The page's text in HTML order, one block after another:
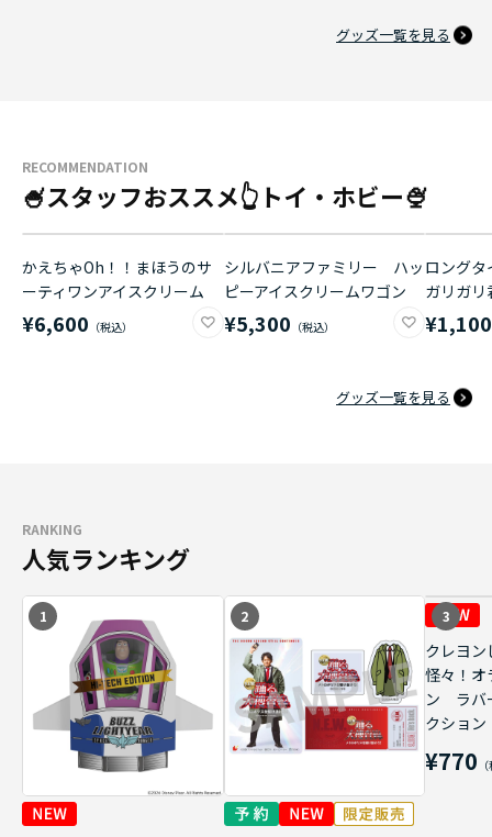
グッズ一覧を見る
RECOMMENDATION
🍧スタッフおススメ👆トイ・ホビー🍨
かえちゃOh！！まほうのサ
ーティワンアイスクリーム
¥6,600
シルバニアファミリー ハッ
ピーアイスクリームワゴン
¥5,300
ロング
ガリガ
¥1,100
グッズ一覧を見る
RANKING
人気ランキング
1 2 3
クレヨン
怪々！オ
ン ラバ
クショ
¥770